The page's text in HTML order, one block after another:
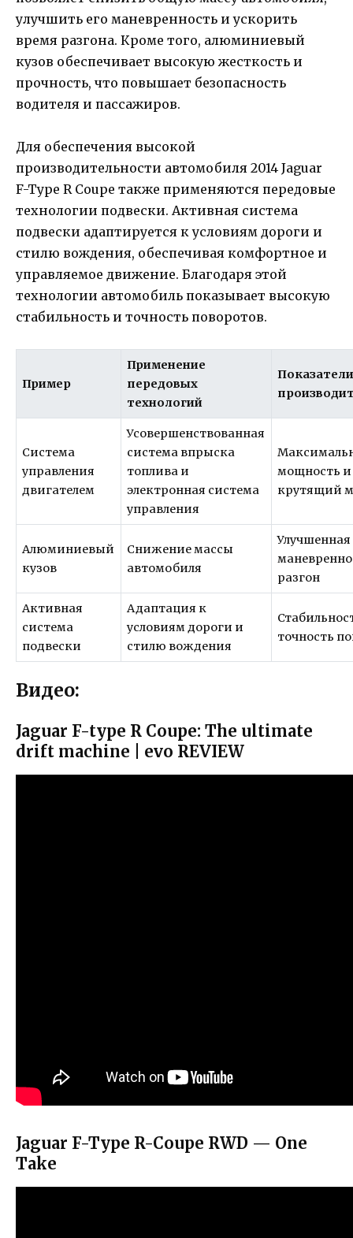
улучшить его маневренность и ускорить
время разгона. Кроме того, алюминиевый
кузов обеспечивает высокую жесткость и
прочность, что повышает безопасность
водителя и пассажиров.
Для обеспечения высокой
производительности автомобиля 2014 Jaguar
F-Type R Coupe также применяются передовые
технологии подвески. Активная система
подвески адаптируется к условиям дороги и
стилю вождения, обеспечивая комфортное и
управляемое движение. Благодаря этой
технологии автомобиль показывает высокую
стабильность и точность поворотов.
Пример
Применение
передовых
технологий
Система
управления
двигателем
Усовершенствованная
система впрыска
топлива и
электронная система
управления
мощность и
крутящий
Алюминиевый
кузов
Снижение массы
автомобиля
Улучшенная
разгон
Активная
система
подвески
Адаптация к
условиям дороги и
стилю вождения
точность
Видео:
Jaguar F-type R Coupe: The ultimate
drift machine | evo REVIEW
Jaguar F-Type R-Coupe RWD — One
Take